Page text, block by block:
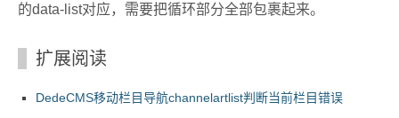
的data-list对应，需要把循环部分全部包裹起来。
扩展阅读
DedeCMS移动栏目导航channelartlist判断当前栏目错误